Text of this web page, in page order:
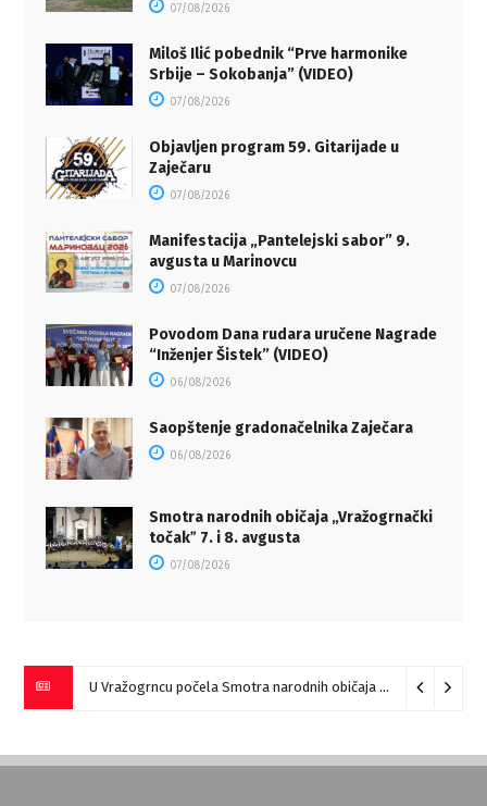
07/08/2026
Miloš Ilić pobednik “Prve harmonike
Srbije – Sokobanja” (VIDEO)
07/08/2026
Objavljen program 59. Gitarijade u
Zaječaru
07/08/2026
Manifestacija „Pantelejski sabor” 9.
avgusta u Marinovcu
07/08/2026
Povodom Dana rudara uručene Nagrade
“Inženjer Šistek” (VIDEO)
06/08/2026
Saopštenje gradonačelnika Zaječara
06/08/2026
Smotra narodnih običaja „Vražogrnački
točakˮ 7. i 8. avgusta
07/08/2026
U Vražogrncu počela Smotra narodnih običaja „Vražogrnački točak“